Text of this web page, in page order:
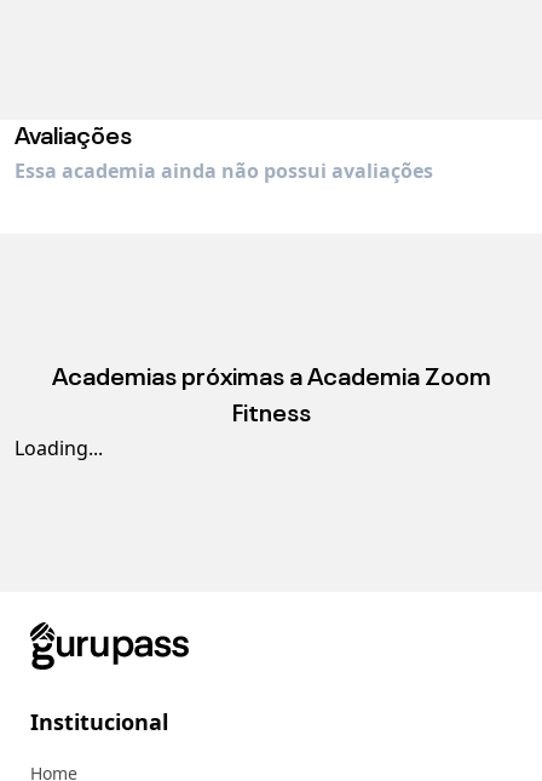
Avaliações
Essa academia ainda não possui avaliações
Academias próximas a Academia Zoom
Fitness
Loading...
Institucional
Home